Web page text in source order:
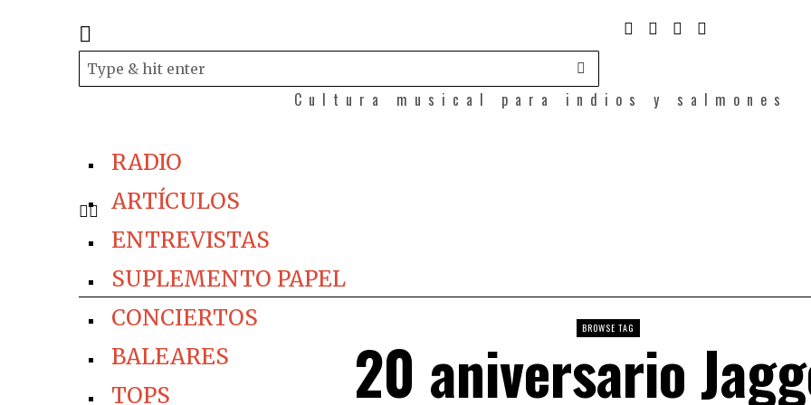
Cultura musical para indios y salmones
RADIO
ARTÍCULOS
ENTREVISTAS
SUPLEMENTO PAPEL
CONCIERTOS
BALEARES
TOPS
BROWSE TAG
20 aniversario